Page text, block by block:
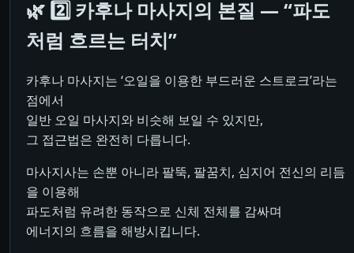
🌿 2️⃣ 카후나 마사지의 본질 — “파도
처럼 흐르는 터치”
카후나 마사지는 ‘오일을 이용한 부드러운 스트로크’라는
점에서
일반 오일 마사지와 비슷해 보일 수 있지만,
그 접근법은 완전히 다릅니다.
마사지사는 손뿐 아니라 팔뚝, 팔꿈치, 심지어 전신의 리듬
을 이용해
파도처럼 유려한 동작으로 신체 전체를 감싸며
에너지의 흐름을 해방시킵니다.